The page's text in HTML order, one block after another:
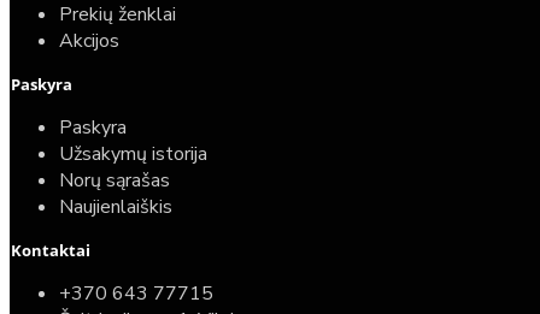
Prekių ženklai
Akcijos
Paskyra
Paskyra
Užsakymų istorija
Norų sąrašas
Naujienlaiškis
Kontaktai
+370 643 77715